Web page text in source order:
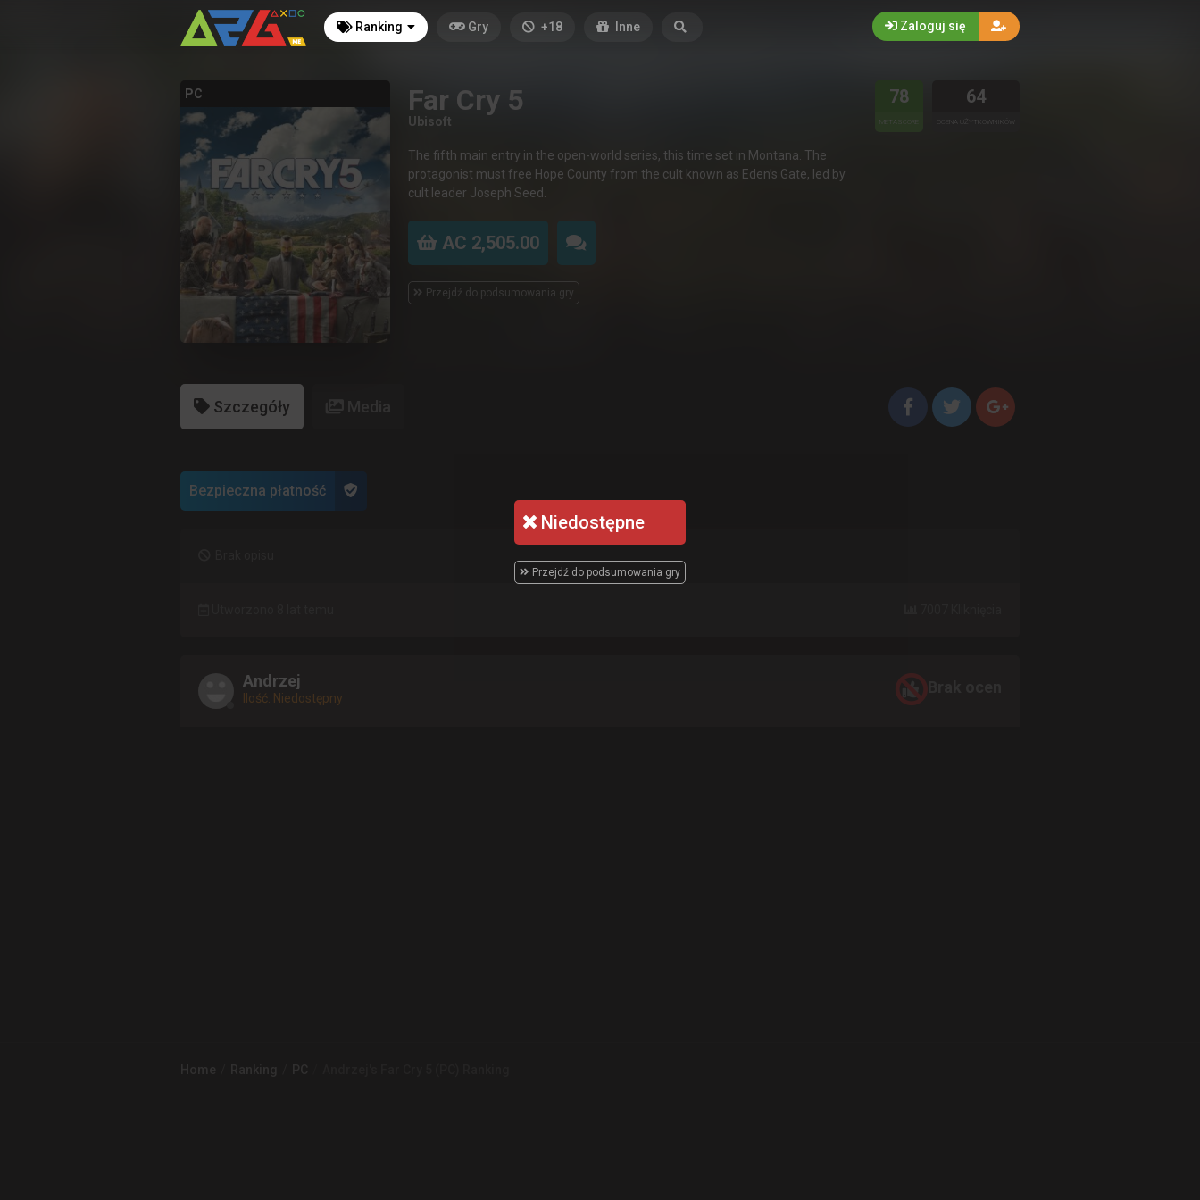
Ranking Gry +18 Inne Zaloguj się
Niedostępne
Przejdź do podsumowania gry
PC Far Cry 5
Ubisoft
78
METASCORE
64
OCENA UŻYTKOWNIKÓW
The fifth main entry in the open-world series, this time set in Montana. The
protagonist must free Hope County from the cult known as Eden’s Gate, led by
cult leader Joseph Seed.
AC 2,505.00
Przejdź do podsumowania gry
Szczegóły
Bezpieczna płatność
Andrzej
Ilość: Niedostępny